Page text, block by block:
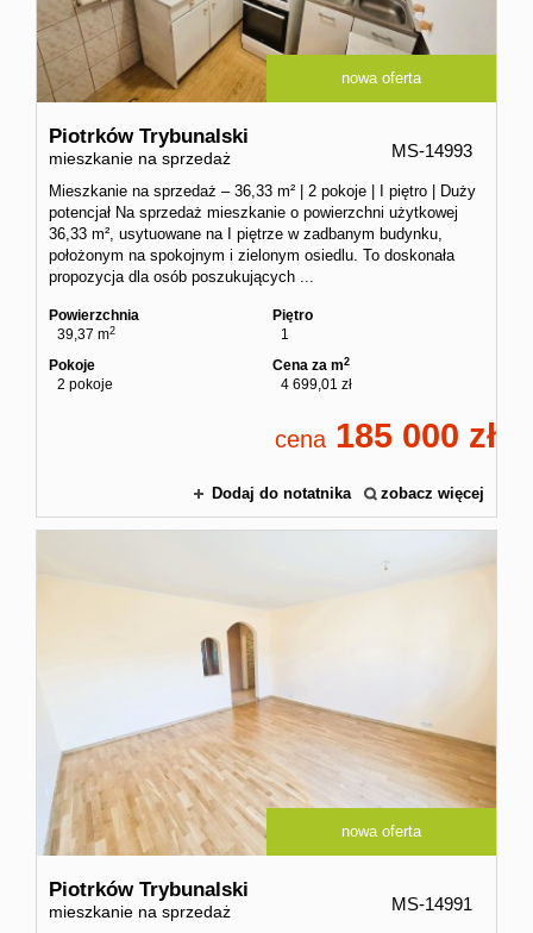
nowa oferta
Piotrków Trybunalski
mieszkanie na sprzedaż MS-14993
Mieszkanie na sprzedaż – 36,33 m² | 2 pokoje | I piętro | Duży
potencjał Na sprzedaż mieszkanie o powierzchni użytkowej
36,33 m², usytuowane na I piętrze w zadbanym budynku,
położonym na spokojnym i zielonym osiedlu. To doskonała
propozycja dla osób poszukujących ...
Powierzchnia
39,37 m2
Piętro
1
Pokoje
2 pokoje
Cena za m2
4 699,01 zł
cena185 000
Dodaj do notatnika zobacz więcej
nowa oferta
Piotrków Trybunalski
mieszkanie na sprzedaż MS-14991